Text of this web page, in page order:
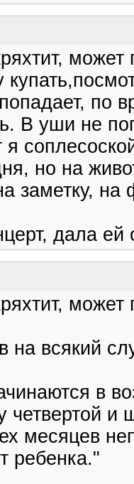
может
по
В уши не
но на
заметку, на
дала ей
может
на всякий
в
четвертой
месяцев
ребенка."